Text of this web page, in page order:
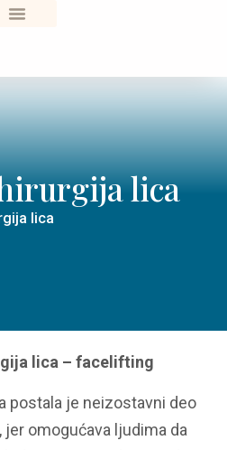
lica
lica
lica – facelifting
postala je neizostavni deo
omogućava ljudima da